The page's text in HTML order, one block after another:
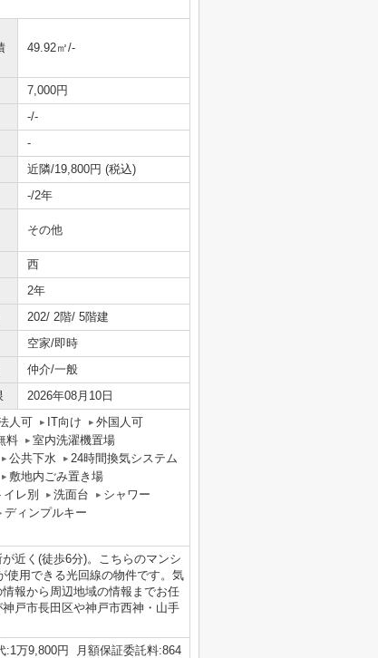
49.92㎡/-
7,000円
-/-
-
近隣/19,800円 (税込)
-/2年
その他
西
2年
202/ 2階/ 5階建
空家/即時
仲介/一般
2026年08月10日
人可 IT向け
外国人可
料
室内洗濯機置場
公共下水
24時間換気システム
敷地内ごみ置き場
レ別 洗面台
シャワー
ディンプルキー
近く(徒歩6分)。こちらのマンシ
使用できる光回線の物件です。気
報から周辺地域の情報までお任
戸市長田区や神戸市西神・山手
万9,800円 月額保証委託料:864